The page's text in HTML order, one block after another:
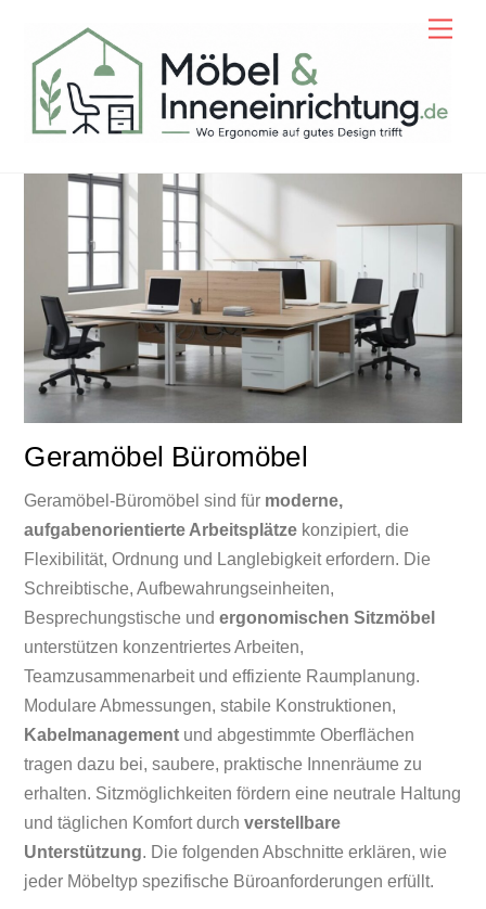
content
Geramöbel Büromöbel
Geramöbel-Büromöbel sind für moderne,
aufgabenorientierte Arbeitsplätze konzipiert, die
Flexibilität, Ordnung und Langlebigkeit erfordern. Die
Schreibtische, Aufbewahrungseinheiten,
Besprechungstische undergonomischen Sitzmöbel
unterstützen konzentriertes Arbeiten,
Teamzusammenarbeit und effiziente Raumplanung.
Modulare Abmessungen, stabile Konstruktionen,
Kabelmanagement und abgestimmte Oberflächen
tragen dazu bei, saubere, praktische Innenräume zu
erhalten. Sitzmöglichkeiten fördern eine neutrale Haltung
und täglichen Komfort durchverstellbare
Unterstützung. Die folgenden Abschnitte erklären, wie
jeder Möbeltyp spezifische Büroanforderungen erfüllt.